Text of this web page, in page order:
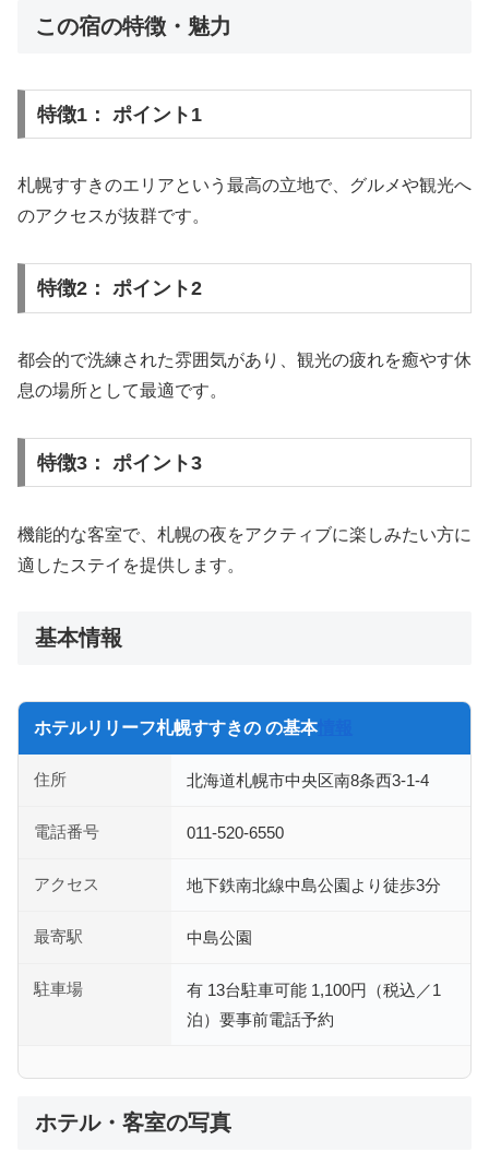
この宿の特徴・魅力
特徴1： ポイント1
札幌すすきのエリアという最高の立地で、グルメや観光へ
のアクセスが抜群です。
特徴2： ポイント2
都会的で洗練された雰囲気があり、観光の疲れを癒やす休
息の場所として最適です。
特徴3： ポイント3
機能的な客室で、札幌の夜をアクティブに楽しみたい方に
適したステイを提供します。
基本情報
ホテルリリーフ札幌すすきの の基本情報
住所 北海道札幌市中央区南8条西3-1-4
電話番号 011-520-6550
アクセス 地下鉄南北線中島公園より徒歩3分
最寄駅 中島公園
駐車場
有 13台駐車可能 1,100円（税込／1
泊）要事前電話予約
ホテル・客室の写真